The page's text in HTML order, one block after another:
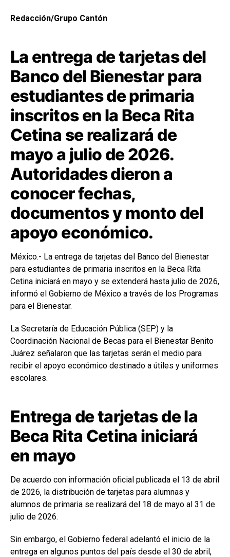
Redacción/Grupo Cantón
La entrega de tarjetas del
Banco del Bienestar para
estudiantes de primaria
inscritos en la Beca Rita
Cetina se realizará de
mayo a julio de 2026.
Autoridades dieron a
conocer fechas,
documentos y monto del
apoyo económico.
México.- La entrega de tarjetas del Banco del Bienestar
para estudiantes de primaria inscritos en la Beca Rita
Cetina iniciará en mayo y se extenderá hasta julio de 2026,
informó el Gobierno de México a través de los Programas
para el Bienestar.
La Secretaría de Educación Pública (SEP) y la
Coordinación Nacional de Becas para el Bienestar Benito
Juárez señalaron que las tarjetas serán el medio para
recibir el apoyo económico destinado a útiles y uniformes
escolares.
Entrega de tarjetas de la
Beca Rita Cetina iniciará
en mayo
De acuerdo con información oficial publicada el 13 de abril
de 2026, la distribución de tarjetas para alumnas y
alumnos de primaria se realizará del 18 de mayo al 31 de
julio de 2026.
Sin embargo, el Gobierno federal adelantó el inicio de la
entrega en algunos puntos del país desde el 30 de abril,